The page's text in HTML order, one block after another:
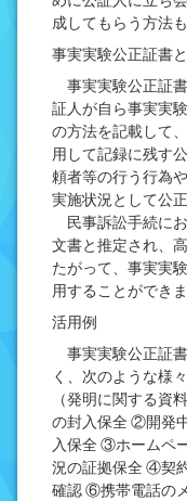
成してもらう方法
事実実験公正証書
事実実験公正証
証人が自ら事実実
の方法を記載して
用して記録に残す
頼者等の行う行為
実施状況として公
民事訴訟手続に
文書と推定され、
たがって、事実実
用することができま
活用例
事実実験公正証
く、次のような様
（発明に関する資
の封入保全 ②開発
入保全 ③ホームペ
況の証拠保全 ④契
確認 ⑥携帯電話の